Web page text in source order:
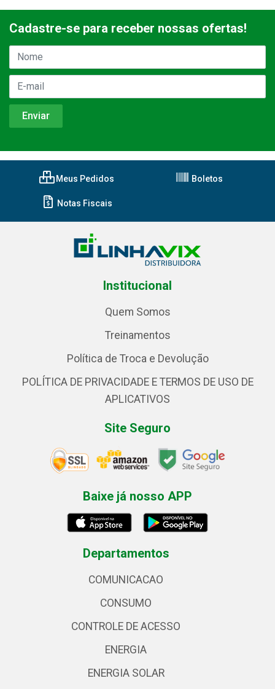
Cadastre-se para receber nossas ofertas!
Meus Pedidos Boletos
Notas Fiscais
Institucional
Quem Somos
Treinamentos
Política de Troca e Devolução
POLÍTICA DE PRIVACIDADE E TERMOS DE USO DE
APLICATIVOS
Site Seguro
Baixe já nosso APP
Departamentos
COMUNICACAO
CONSUMO
CONTROLE DE ACESSO
ENERGIA
ENERGIA SOLAR